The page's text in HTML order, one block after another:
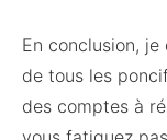
En conclusion, je
de tous les
des comptes à